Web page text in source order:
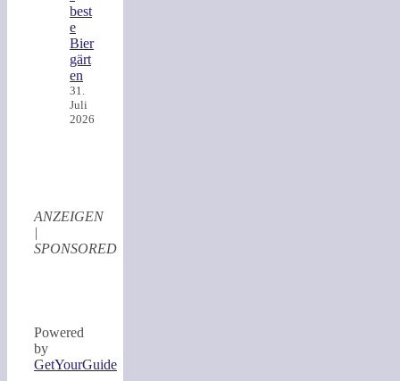
best
e
Bier
gärt
en
31.
Juli
2026
ANZEIGEN
|
SPONSORED
Powered
by
GetYourGuide